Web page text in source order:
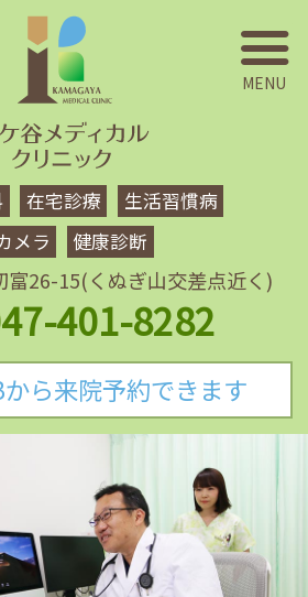
在宅診療
生活習慣病
メラ
健康診断
富26-15(くぬぎ山交差点近く)
401-8282
ら来院予約できます